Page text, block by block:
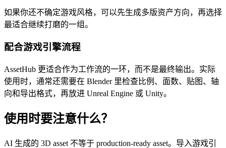
如果你还不确定游戏风格，可以先生成多版资产方向，再选择
最适合继续打磨的一组。
配合游戏引擎流程
AssetHub 更适合作为工作流的一环，而不是最终输出。实际
使用时，通常还需要在 Blender 里检查比例、面数、贴图、轴
向和导出格式，再放进 Unreal Engine 或 Unity。
使用时要注意什么？
AI 生成的 3D asset 不等于 production-ready asset。导入游戏引